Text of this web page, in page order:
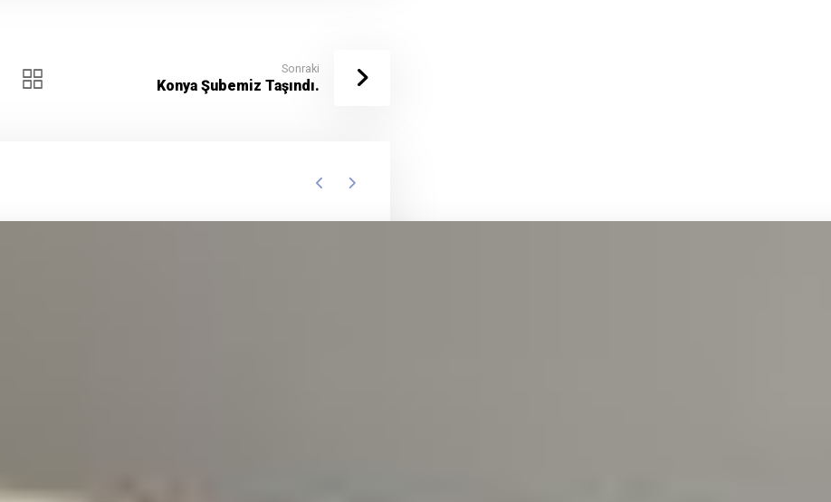
Sonraki
Konya Şubemiz Taşındı.